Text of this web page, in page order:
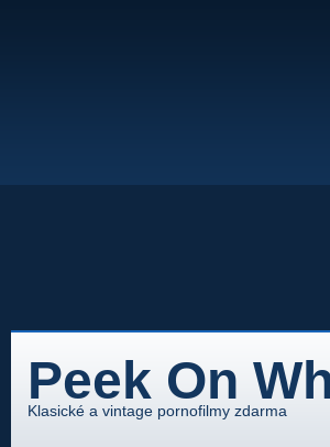
Peek On
Klasické a vintage pornofilmy zdarma